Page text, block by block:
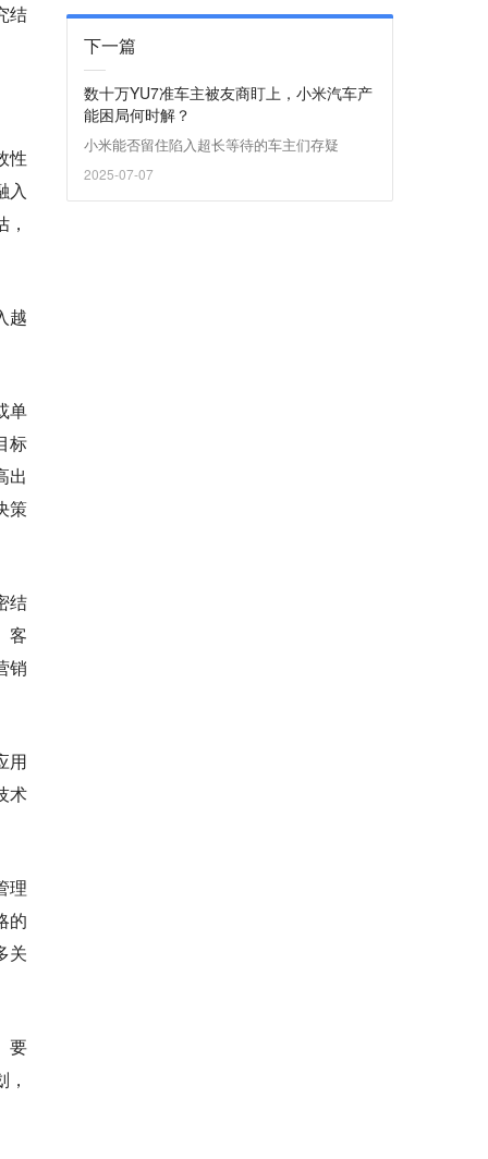
结
性
入
越
单
标
出
策
结
客
销
用
术
理
的
关
要
下一篇
数十万YU7准车主被友商盯上，小米汽车产
能困局何时解？
小米能否留住陷入超长等待的车主们存疑
2025-07-07